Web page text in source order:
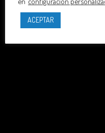
ACEPTAR